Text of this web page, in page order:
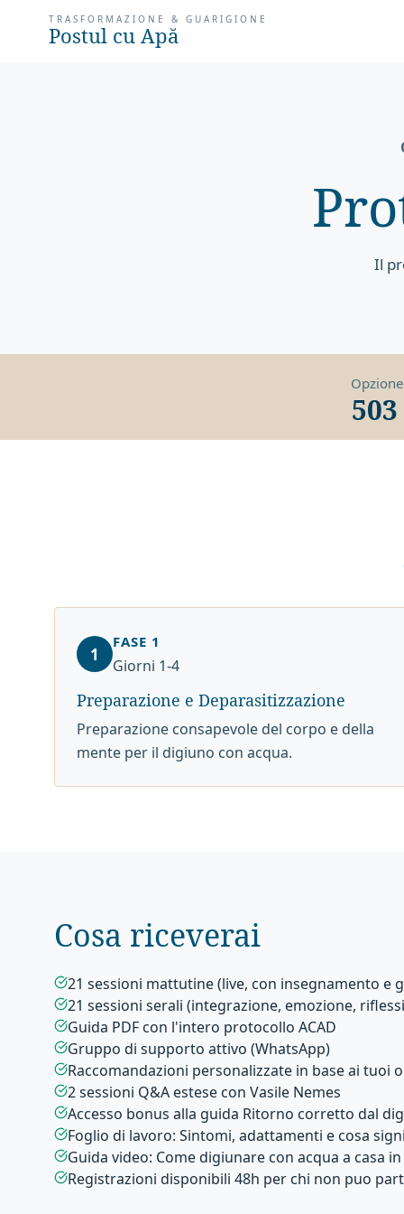
TRASFORMAZIONE & GUARIGIONE
Postul cu Apă
Il
1
FASE 1
Giorni 1-4
Preparazione e Deparasitizzazione
Preparazione consapevole del corpo e della
mente per il digiuno con acqua.
Cosa riceverai
21 sessioni mattutine (live, con insegnamento e
21 sessioni serali (integrazione, emozione,
Guida PDF con l'intero protocollo ACAD
Gruppo di supporto attivo (WhatsApp)
Raccomandazioni personalizzate in base ai tuoi
2 sessioni Q&A estese con Vasile Nemes
Accesso bonus alla guida Ritorno corretto dal
Foglio di lavoro: Sintomi, adattamenti e cosa
Guida video: Come digiunare con acqua a casa
Registrazioni disponibili 48h per chi non puo